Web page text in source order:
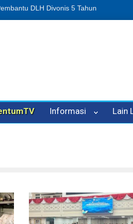
Pelapor Desak Polisi Tetapkan P-
Informasi Lain